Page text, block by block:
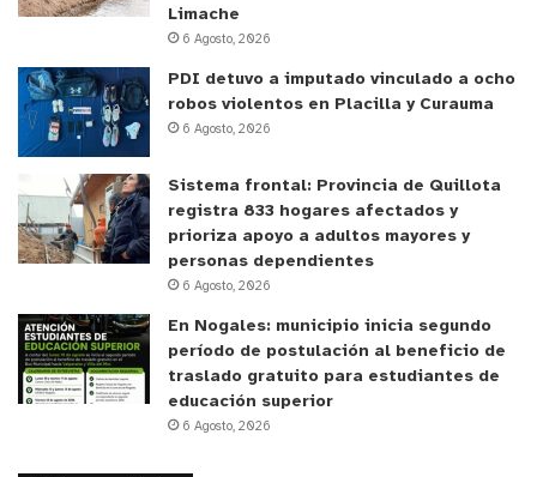
Limache
6 Agosto, 2026
PDI detuvo a imputado vinculado a ocho
robos violentos en Placilla y Curauma
6 Agosto, 2026
Sistema frontal: Provincia de Quillota
registra 833 hogares afectados y
prioriza apoyo a adultos mayores y
personas dependientes
6 Agosto, 2026
En Nogales: municipio inicia segundo
período de postulación al beneficio de
traslado gratuito para estudiantes de
educación superior
6 Agosto, 2026